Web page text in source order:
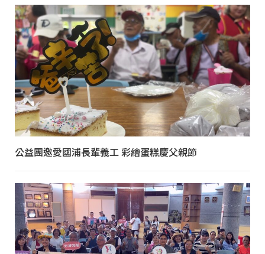
公益團邀愛國浦長輩義工 彩繪蛋糕慶父親節